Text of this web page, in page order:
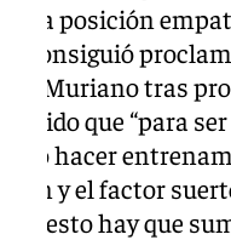
posición
y consiguió
Muriano tras
que “para
hacer
y el factor
esto hay que